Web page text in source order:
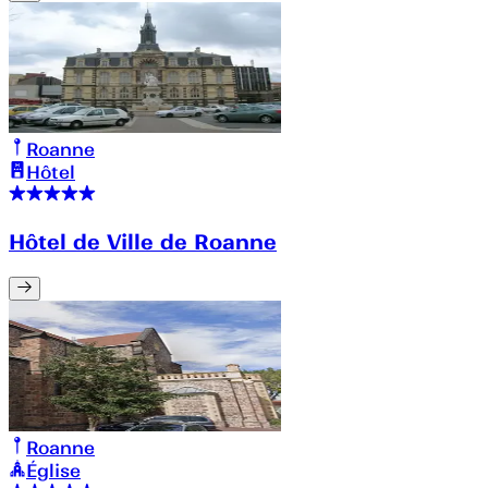
Roanne
Hôtel
Hôtel de Ville de Roanne
Roanne
Église